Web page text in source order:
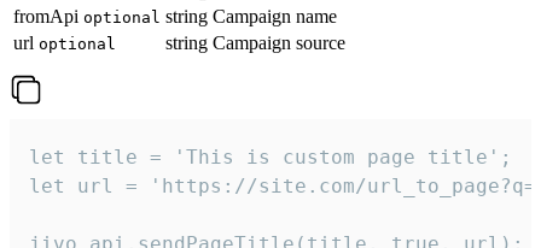
fromApi optional string Campaign name
url optional string Campaign source
let title = 'This is custom page title';
let url = 'https://site.com/